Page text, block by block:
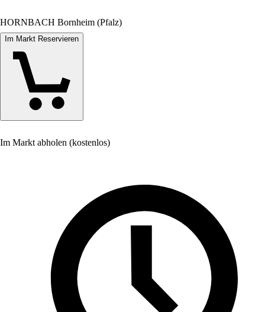
HORNBACH Bornheim (Pfalz)
Im Markt Reservieren
Im Markt abholen (kostenlos)